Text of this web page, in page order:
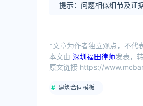
提示：问题相似细节及证
*文章为作者独立观点，不代
本文由 深圳福田律师发表，
原文链接 https://
建筑合同模板